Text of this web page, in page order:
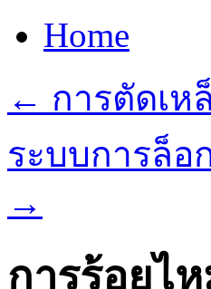
Home
← การตัดเ
ระบบการล็
→
การร้อยไ